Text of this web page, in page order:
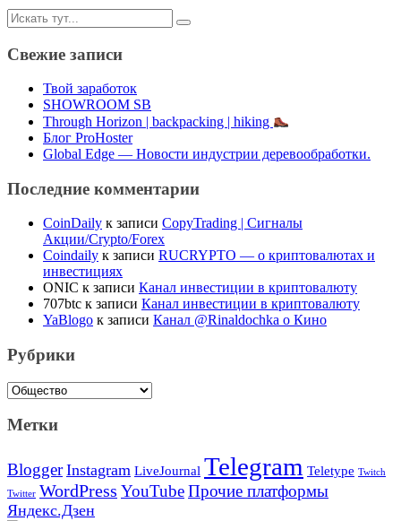
Искать:
Свежие записи
Твой заработок
SHOWROOM SB
Through Horizon | backpacking | hiking
Блог ProHoster
Global Edge — Новости индустрии деревообработки.
Последние комментарии
CoinDaily к записи CopyTrading | Сигналы
Акции/Crypto/Forex
Coindaily к записи RUCRYPTO — о криптовалютах и
инвестициях
ONIC к записи Канал инвестиции в криптовалюту
707btc к записи Канал инвестиции в криптовалюту
YaBlogo к записи Канал @Rinaldochka о Кино
Рубрики
Рубрики
Метки
Blogger Instagram LiveJournal Telegram Teletype Twitch
Twitter WordPress YouTubeПрочие платформы
Яндекс.Дзен